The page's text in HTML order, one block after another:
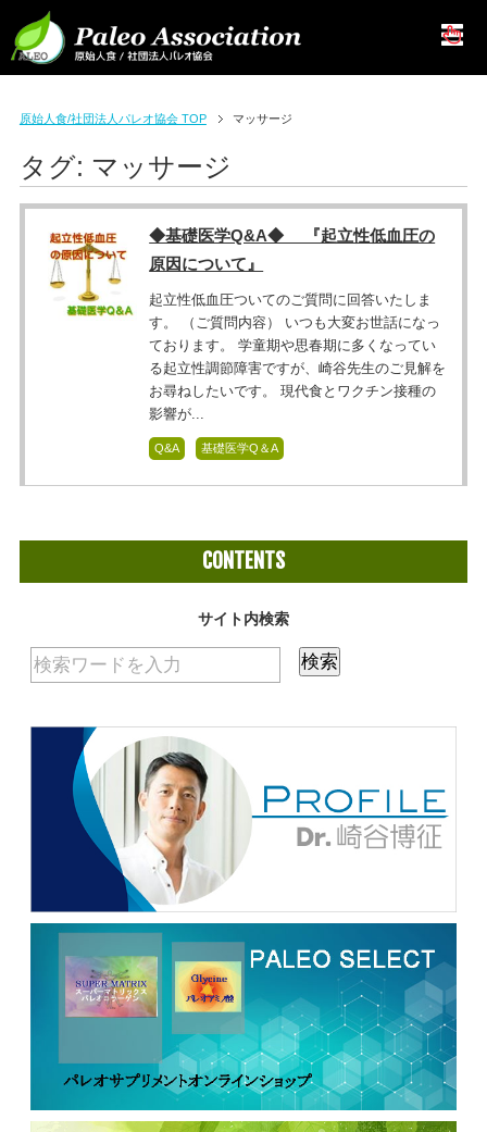
原始人食/社団法人パレオ協会 TOP マッサージ
タグ: マッサージ
◆基礎医学Q&A◆ 『起立性低血圧の
原因について』
起立性低血圧ついてのご質問に回答いたしま
す。 （ご質問内容） いつも大変お世話になっ
ております。 学童期や思春期に多くなってい
る起立性調節障害ですが、崎谷先生のご見解を
お尋ねしたいです。 現代食とワクチン接種の
影響が...
Q&A 基礎医学Q＆A
CONTENTS
サイト内検索